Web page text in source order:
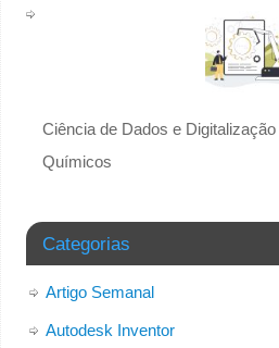
Ciência de Dados e
Químicos
Categorias
Artigo Semanal
Autodesk Inventor